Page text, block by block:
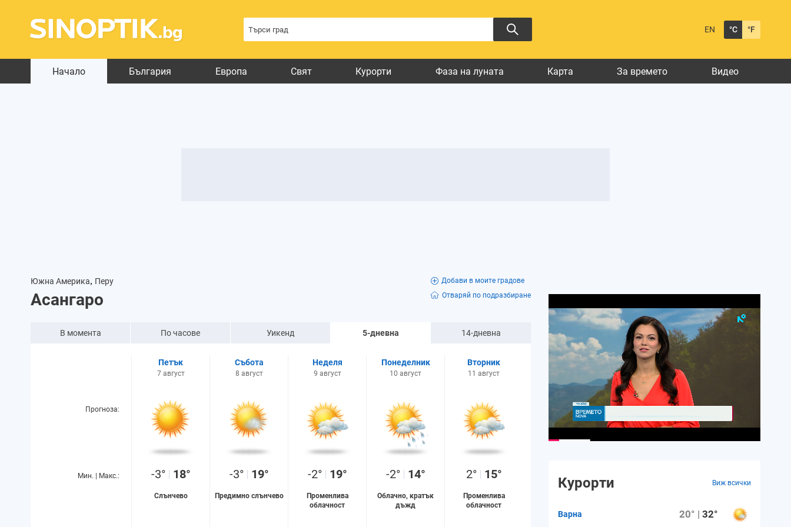
EN °C °F
Начало България Европа Свят Курорти Фаза на луната Карта За времето Видео
Южна Америка, Перу
Асангаро
Добави в моите градове
Отваряй по подразбиране
В момента По часове Уикенд 5-дневна 14-дневна
Прогноза:
Мин. | Макс.:
Петък
7 август
-3° 18°
Слънчево
Събота
8 август
-3° 19°
Предимно слънчево
Неделя
9 август
-2° 19°
Променлива
облачност
Понеделник
10 август
-2° 14°
Облачно, кратък
дъжд
Вторник
11 август
2° 15°
Променлива
облачност
Курорти Виж всички
Варна 20° |32°